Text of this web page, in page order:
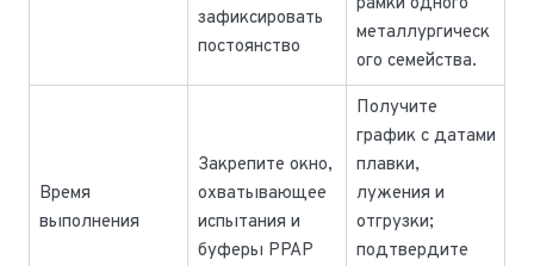
зафиксировать
постоянство
металлургическ
ого семейства.
Время
выполнения
Закрепите окно,
охватывающее
испытания и
буферы PPAP
Получите
график с датами
плавки,
лужения и
отгрузки;
подтвердите